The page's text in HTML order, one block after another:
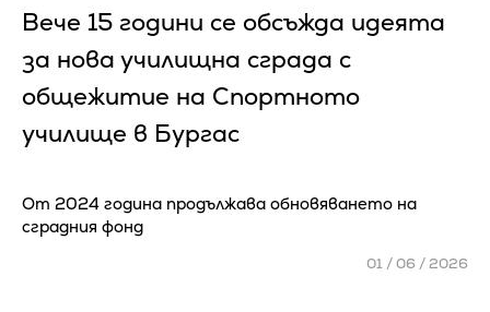
Вече 15 години се обсъжда идеята
за нова училищна сграда с
общежитие на Спортното
училище в Бургас
От 2024 година продължава обновяването на
сградния фонд
01 / 06 / 2026